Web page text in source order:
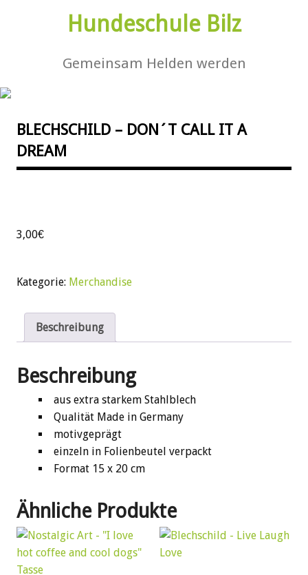
Hundeschule Bilz
Gemeinsam Helden werden
BLECHSCHILD – DON´T CALL IT A
DREAM
3,00€
Kategorie: Merchandise
Beschreibung
Beschreibung
aus extra starkem Stahlblech
Qualität Made in Germany
motivgeprägt
einzeln in Folienbeutel verpackt
Format 15 x 20 cm
Ähnliche Produkte